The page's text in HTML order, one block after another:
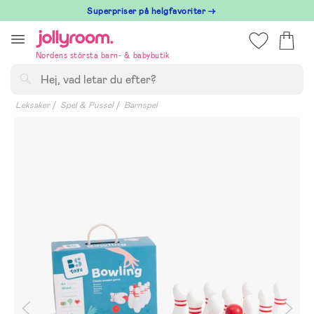
till
innehållet
Superpriser på helgfavoriter →
Nordens största barn- & babybutik
Leksaker Spel & Pussel Barnspel